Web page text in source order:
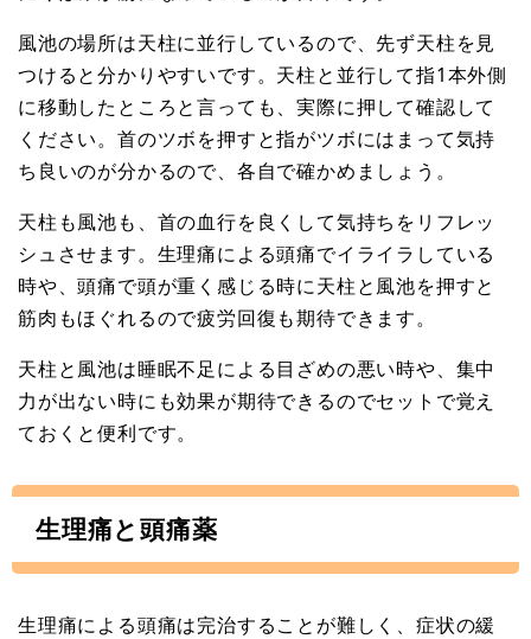
風池の場所は天柱に並行しているので、先ず天柱を見
つけると分かりやすいです。天柱と並行して指1本外側
に移動したところと言っても、実際に押して確認して
ください。首のツボを押すと指がツボにはまって気持
ち良いのが分かるので、各自で確かめましょう。
天柱も風池も、首の血行を良くして気持ちをリフレッ
シュさせます。生理痛による頭痛でイライラしている
時や、頭痛で頭が重く感じる時に天柱と風池を押すと
筋肉もほぐれるので疲労回復も期待できます。
天柱と風池は睡眠不足による目ざめの悪い時や、集中
力が出ない時にも効果が期待できるのでセットで覚え
ておくと便利です。
生理痛と頭痛薬
生理痛による頭痛は完治することが難しく、症状の緩